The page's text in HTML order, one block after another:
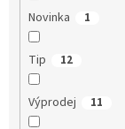
Novinka 1
Tip 12
Výprodej 11